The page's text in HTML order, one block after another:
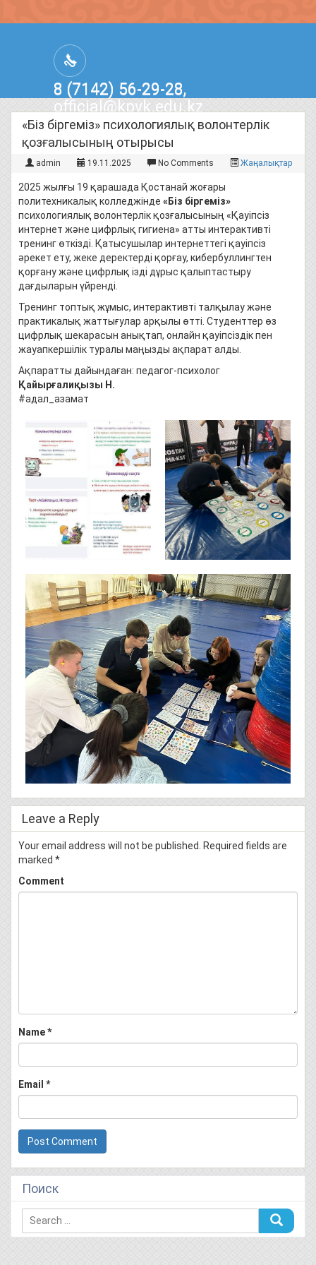
8 (7142) 56-29-28,
official@kpvk.edu.kz
г.Костанай, Проспект Кобыланды
Батыра, 3
«Біз біргеміз» психологиялық волонтерлік
қозғалысының отырысы
admin 19.11.2025 No Comments Жаңалықтар
2025 жылғы 19 қарашада Қостанай жоғары
политехникалық колледжінде «Біз біргеміз»
психологиялық волонтерлік қозғалысының «Қауіпсіз
интернет және цифрлық гигиена» атты интерактивті
тренинг өткізді. Қатысушылар интернеттегі қауіпсіз
әрекет ету, жеке деректерді қорғау, кибербуллингтен
қорғану және цифрлық ізді дұрыс қалыптастыру
дағдыларын үйренді.
Тренинг топтық жұмыс, интерактивті талқылау және
практикалық жаттығулар арқылы өтті. Студенттер өз
цифрлық шекарасын анықтап, онлайн қауіпсіздік пен
жауапкершілік туралы маңызды ақпарат алды.
Ақпаратты дайындаған: педагог-психолог
Қайырғалиқызы Н.
#адал_азамат
Leave a Reply
Your email address will not be published.
Required fields are
marked *
Comment
Name*
Email *
Поиск